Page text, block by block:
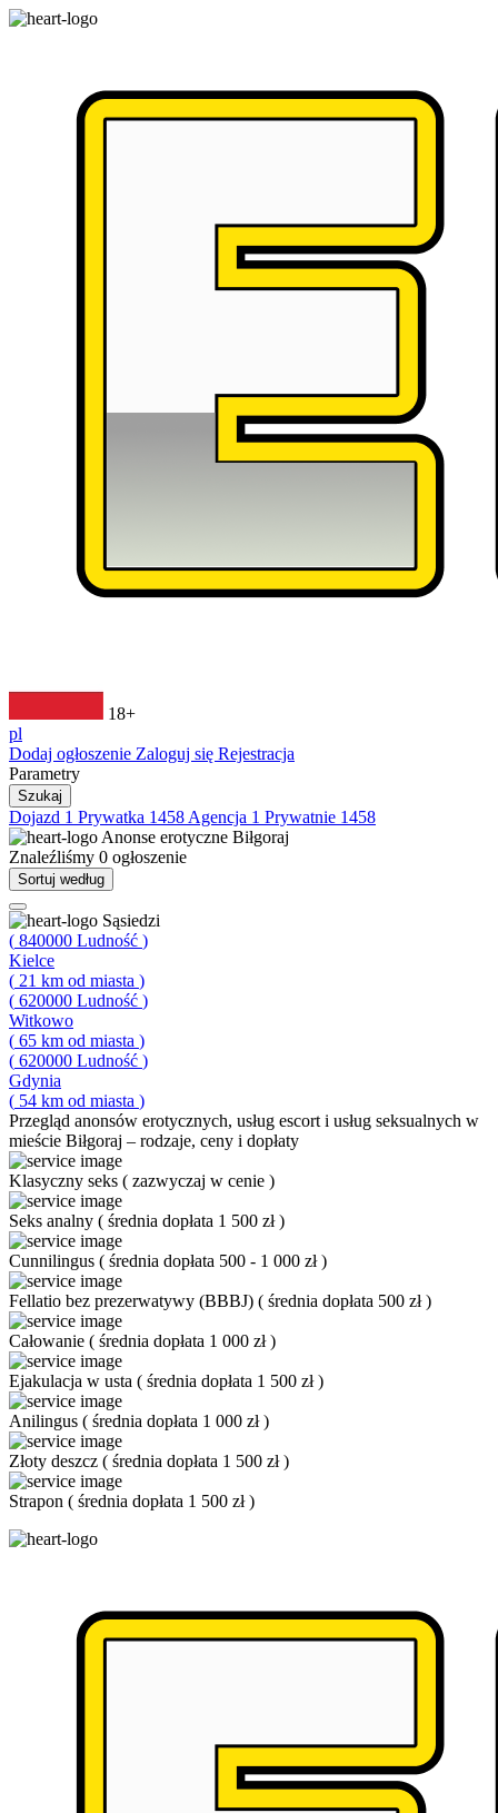
18+
pl
Dodaj ogłoszenie Zaloguj się Rejestracja
Parametry
Szukaj
Dojazd 1 Prywatka 1458 Agencja 1 Prywatnie 1458
Anonse erotyczne Biłgoraj
Znaleźliśmy 0 ogłoszenie
Sortuj według
Sąsiedzi
( 840000 Ludność )
Kielce
( 21 km od miasta )
( 620000 Ludność )
Witkowo
( 65 km od miasta )
( 620000 Ludność )
Gdynia
( 54 km od miasta )
Przegląd anonsów erotycznych, usług escort i usług seksualnych w
mieście Biłgoraj – rodzaje, ceny i dopłaty
Klasyczny seks ( zazwyczaj w cenie )
Seks analny ( średnia dopłata 1 500 zł)
Cunnilingus ( średnia dopłata 500 - 1 000 zł)
Fellatio bez prezerwatywy (BBBJ) ( średnia dopłata 500 zł)
Całowanie ( średnia dopłata 1 000 zł)
Ejakulacja w usta ( średnia dopłata 1 500 zł)
Anilingus ( średnia dopłata 1 000 zł)
Złoty deszcz ( średnia dopłata 1 500 zł)
Strapon ( średnia dopłata 1 500 zł)